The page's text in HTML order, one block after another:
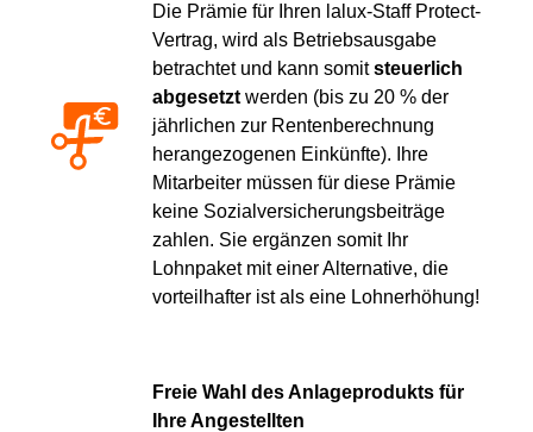
Die Prämie für Ihren lalux-Staff Protect-
Vertrag, wird als Betriebsausgabe
betrachtet und kann somitsteuerlich
abgesetzt werden (bis zu 20 % der
jährlichen zur Rentenberechnung
herangezogenen Einkünfte). Ihre
Mitarbeiter müssen für diese Prämie
keine Sozialversicherungsbeiträge
zahlen. Sie ergänzen somit Ihr
Lohnpaket mit einer Alternative, die
vorteilhafter ist als eine Lohnerhöhung!
Freie Wahl des Anlageprodukts für
Ihre Angestellten